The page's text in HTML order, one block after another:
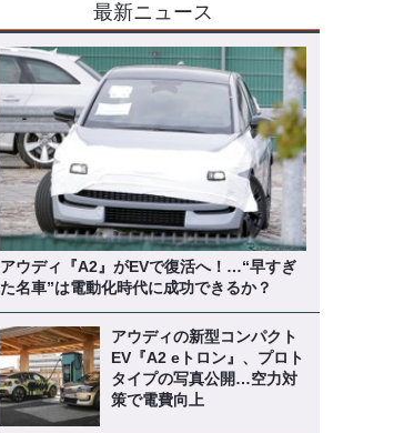
最新ニュース
アウディ『A2』がEVで復活へ！…“早すぎ
た名車”は電動化時代に成功できるか？
アウディの新型コンパクト
EV『A2 eトロン』、プロト
タイプの写真公開…空力対
策で電費向上